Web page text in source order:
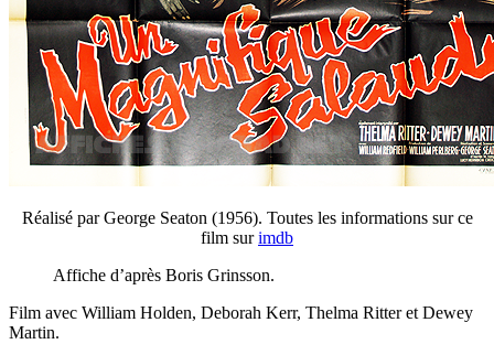
Réalisé par George Seaton (1956). Toutes les informations sur ce
film surimdb
Affiche d’après Boris Grinsson.
Film avec William Holden, Deborah Kerr, Thelma Ritter et Dewey
Martin.